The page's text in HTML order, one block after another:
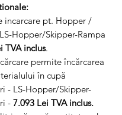
incarcare pt. Hopper /
Hopper/Skipper-Rampa
TVA inclus.
permite încărcarea
în cupă
- LS-Hopper/Skipper-
- 7.093 Lei TVA inclus.